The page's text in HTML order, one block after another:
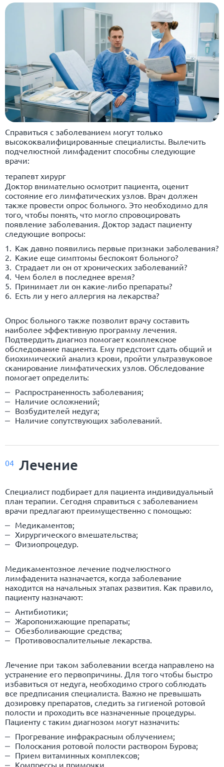
Справиться с заболеванием могут только
высококвалифицированные специалисты. Вылечить
подчелюстной лимфаденит способны следующие
врачи:
терапевт хирург
Доктор внимательно осмотрит пациента, оценит
состояние его лимфатических узлов. Врач должен
также провести опрос больного. Это необходимо для
того, чтобы понять, что могло спровоцировать
появление заболевания. Доктор задаст пациенту
следующие вопросы:
Как давно появились первые признаки заболевания?
Какие еще симптомы беспокоят больного?
Страдает ли он от хронических заболеваний?
Чем болел в последнее время?
Принимает ли он какие-либо препараты?
Есть ли у него аллергия на лекарства?
Опрос больного также позволит врачу составить
наиболее эффективную программу лечения.
Подтвердить диагноз помогает комплексное
обследование пациента. Ему предстоит сдать общий и
биохимический анализ крови, пройти ультразвуковое
сканирование лимфатических узлов. Обследование
помогает определить:
Распространенность заболевания;
Наличие осложнений;
Возбудителей недуга;
Наличие сопутствующих заболеваний.
04 Лечение
Специалист подбирает для пациента индивидуальный
план терапии. Сегодня справиться с заболеванием
врачи предлагают преимущественно с помощью:
Медикаментов;
Хирургического вмешательства;
Физиопроцедур.
Медикаментозное лечение подчелюстного
лимфаденита назначается, когда заболевание
находится на начальных этапах развития. Как правило,
пациенту назначают:
Антибиотики;
Жаропонижающие препараты;
Обезболивающие средства;
Противовоспалительные лекарства.
Лечение при таком заболевании всегда направлено на
устранение его первопричины. Для того чтобы быстро
избавиться от недуга, необходимо строго соблюдать
все предписания специалиста. Важно не превышать
дозировку препаратов, следить за гигиеной ротовой
полости и проходить все назначенные процедуры.
Пациенту с таким диагнозом могут назначить:
Прогревание инфракрасным облучением;
Полоскания ротовой полости раствором Бурова;
Прием витаминных комплексов;
Компрессы и примочки.